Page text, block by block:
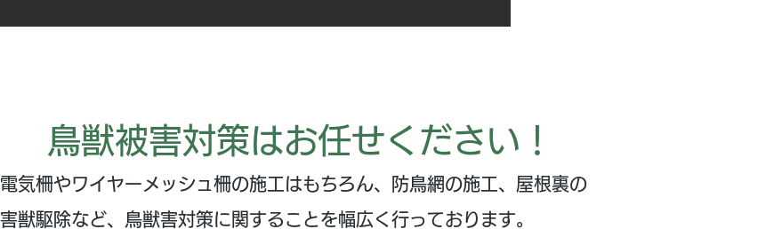
鳥獣被害対策はお任せください！
電気柵やワイヤーメッシュ柵の施工はもちろん、防鳥網の施工、屋根裏の
害獣駆除など、鳥獣害対策に関することを幅広く行っております。